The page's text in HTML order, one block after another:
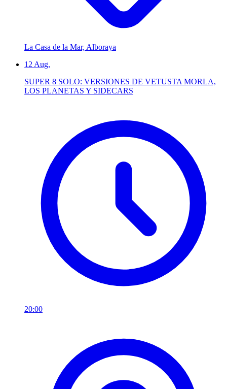
La Casa de la Mar, Alboraya
12 Aug.
SUPER 8 SOLO: VERSIONES DE VETUSTA MORLA,
LOS PLANETAS Y SIDECARS
20:00